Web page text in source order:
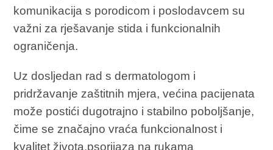
komunikacija s porodicom i poslodavcem su
važni za rješavanje stida i funkcionalnih
ograničenja.
Uz dosljedan rad s dermatologom i
pridržavanje zaštitnih mjera, većina pacijenata
može postići dugotrajno i stabilno poboljšanje,
čime se značajno vraća funkcionalnost i
kvalitet života.psorijaza na rukama